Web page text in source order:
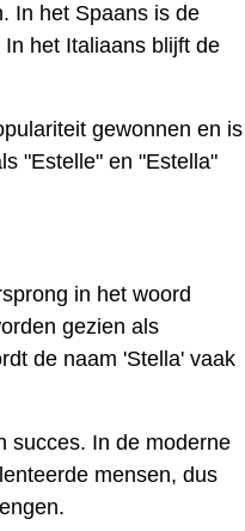
In het Spaans is de
het Italiaans blijft de
gewonnen en is
"Estelle" en "Estella"
in het woord
gezien als
de naam 'Stella' vaak
succes. In de moderne
mensen, dus